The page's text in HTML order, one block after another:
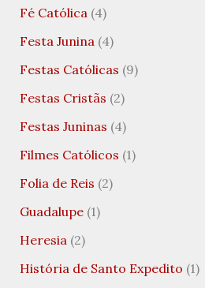
Fé Católica(4)
Festa Junina(4)
Festas Católicas (9)
Festas Cristãs (2)
Festas Juninas (4)
Filmes Católicos (1)
Folia de Reis (2)
Guadalupe(1)
Heresia(2)
História de Santo Expedito (1)